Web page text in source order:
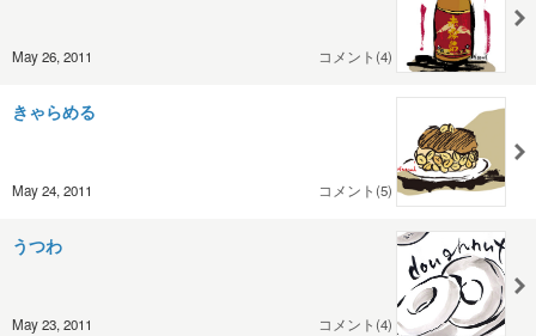
May 26, 2011 コメント(4)
きゃらめる
May 24, 2011 コメント(5)
うつわ
May 23, 2011 コメント(4)